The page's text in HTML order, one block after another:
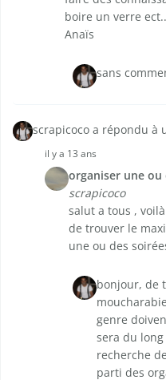
boire un verre
Anaïs
sans
scrapicoco a répondu à
il y a 13 ans
organiser une ou
scrapicoco
salut a tous ,
de trouver le
une ou des
bonjour, de
genre
sera du
recherche
parti des